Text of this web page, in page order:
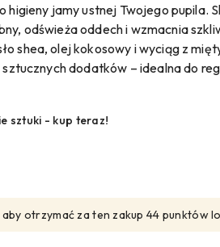
higieny jamy ustnej Twojego pupila.
odświeża oddech i wzmacnia
shea, olej kokosowy i wyciąg z
dodatków – idealna do
sztuki - kup teraz!
otrzymać za ten zakup 44 punktów